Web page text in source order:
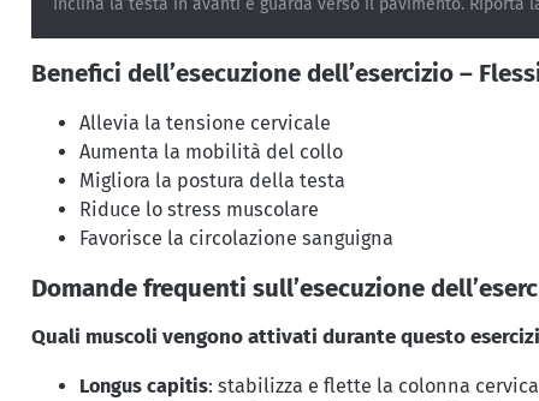
Benefici dell’esecuzione dell’esercizio –
Allevia la tensione cervicale
Aumenta la mobilità del collo
Migliora la postura della testa
Riduce lo stress muscolare
Favorisce la circolazione sanguigna
Domande frequenti sull’esecuzione
Quali muscoli vengono attivati durante questo
Longus capitis: stabilizza e flette la colonna